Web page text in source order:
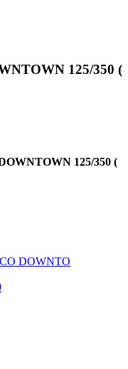
125/350 (
125/350 (
DOWNTO